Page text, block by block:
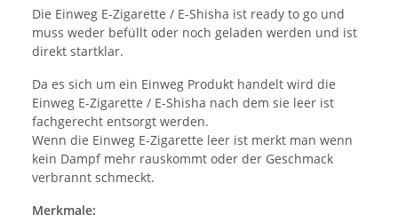
Die Einweg E-Zigarette / E-Shisha ist ready to go und
muss weder befüllt oder noch geladen werden und ist
direkt startklar.
Da es sich um ein Einweg Produkt handelt wird die
Einweg E-Zigarette / E-Shisha nach dem sie leer ist
fachgerecht entsorgt werden.
Wenn die Einweg E-Zigarette leer ist merkt man wenn
kein Dampf mehr rauskommt oder der Geschmack
verbrannt schmeckt.
Merkmale: